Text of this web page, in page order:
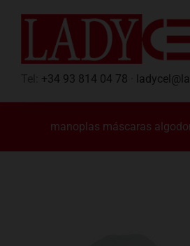
+34 93 814 04 78
manoplas máscaras